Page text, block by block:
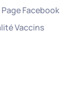
Facebook
Vaccins